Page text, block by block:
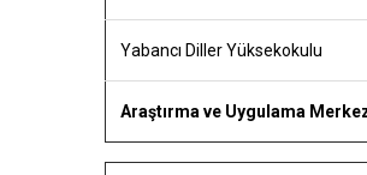
Yabancı Diller Yüksekokulu
Araştırma ve Uygulama